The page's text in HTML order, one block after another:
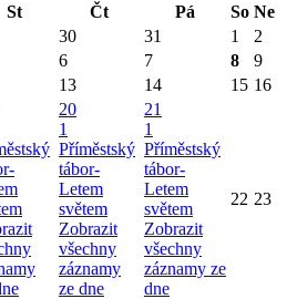
St Čt Pá So Ne
30 31 1
2
6 7 8
9
13 14 15 16
20
1
Příměstský
tábor-
Letem
světem
Zobrazit
všechny
záznamy
ze dne
21
1
Příměstský
tábor-
Letem
světem
Zobrazit
všechny
záznamy ze
dne
22 23